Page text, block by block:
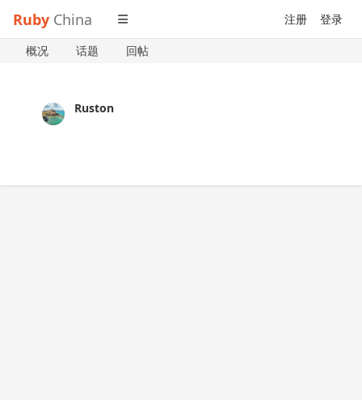
Ruby China 注册 登录
概况 话题 回帖
Ruston